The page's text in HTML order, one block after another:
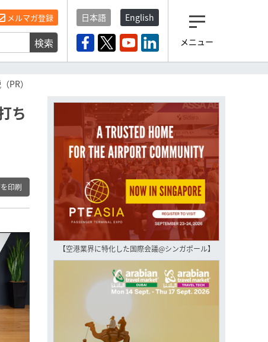
メルマガ登録
検索
日本語 English
メニュー
PR）
ち
印刷
【空港業界に特化した国際会議@シンガポール】
観光産業ニュース「トラベ
登録済みですよね？
もし未だ登録していないなら…
いますぐ登録する